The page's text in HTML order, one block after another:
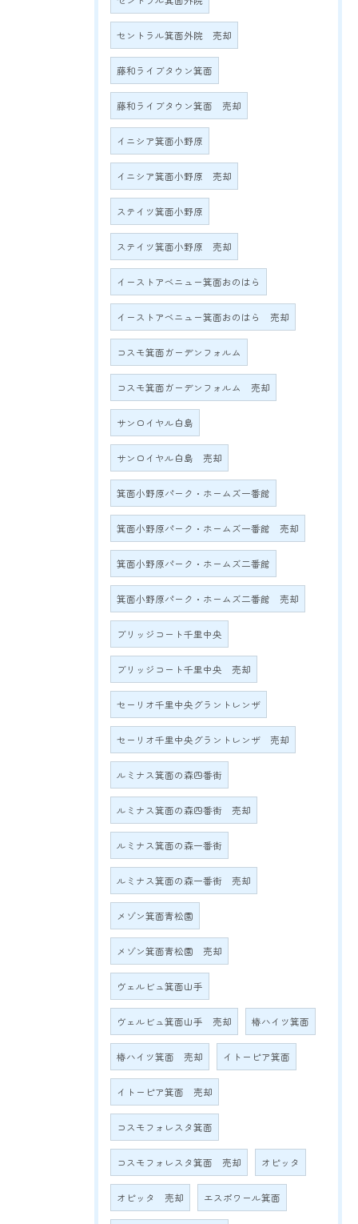
セントラル箕面外院 売却
藤和ライブタウン箕面
藤和ライブタウン箕面 売却
イニシア箕面小野原
イニシア箕面小野原 売却
ステイツ箕面小野原
ステイツ箕面小野原 売却
イーストアベニュー箕面おのはら
イーストアベニュー箕面おのはら 売却
コスモ箕面ガーデンフォルム
コスモ箕面ガーデンフォルム 売却
サンロイヤル白島
サンロイヤル白島 売却
箕面小野原パーク・ホームズ一番館
箕面小野原パーク・ホームズ一番館 売却
箕面小野原パーク・ホームズ二番館
箕面小野原パーク・ホームズ二番館 売却
ブリッジコート千里中央
ブリッジコート千里中央 売却
セーリオ千里中央グラントレンザ
セーリオ千里中央グラントレンザ 売却
ルミナス箕面の森四番街
ルミナス箕面の森四番街 売却
ルミナス箕面の森一番街
ルミナス箕面の森一番街 売却
メゾン箕面青松園
メゾン箕面青松園 売却
ヴェルビュ箕面山手
ヴェルビュ箕面山手 売却 椿ハイツ箕面
椿ハイツ箕面 売却 イトーピア箕面
イトーピア箕面 売却
コスモフォレスタ箕面
コスモフォレスタ箕面 売却 オピッタ
オピッタ 売却 エスポワール箕面